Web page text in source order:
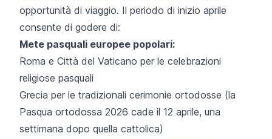
opportunità di viaggio. Il periodo di inizio aprile
consente di godere di:
Mete pasquali europee popolari:
Roma e Città del Vaticano per le celebrazioni
religiose pasquali
Grecia per le tradizionali cerimonie ortodosse (la
Pasqua ortodossa 2026 cade il 12 aprile, una
settimana dopo quella cattolica)